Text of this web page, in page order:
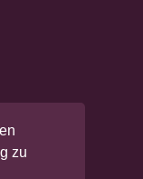
zu